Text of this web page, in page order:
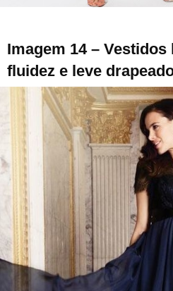
Imagem 14 –
fluidez e leve